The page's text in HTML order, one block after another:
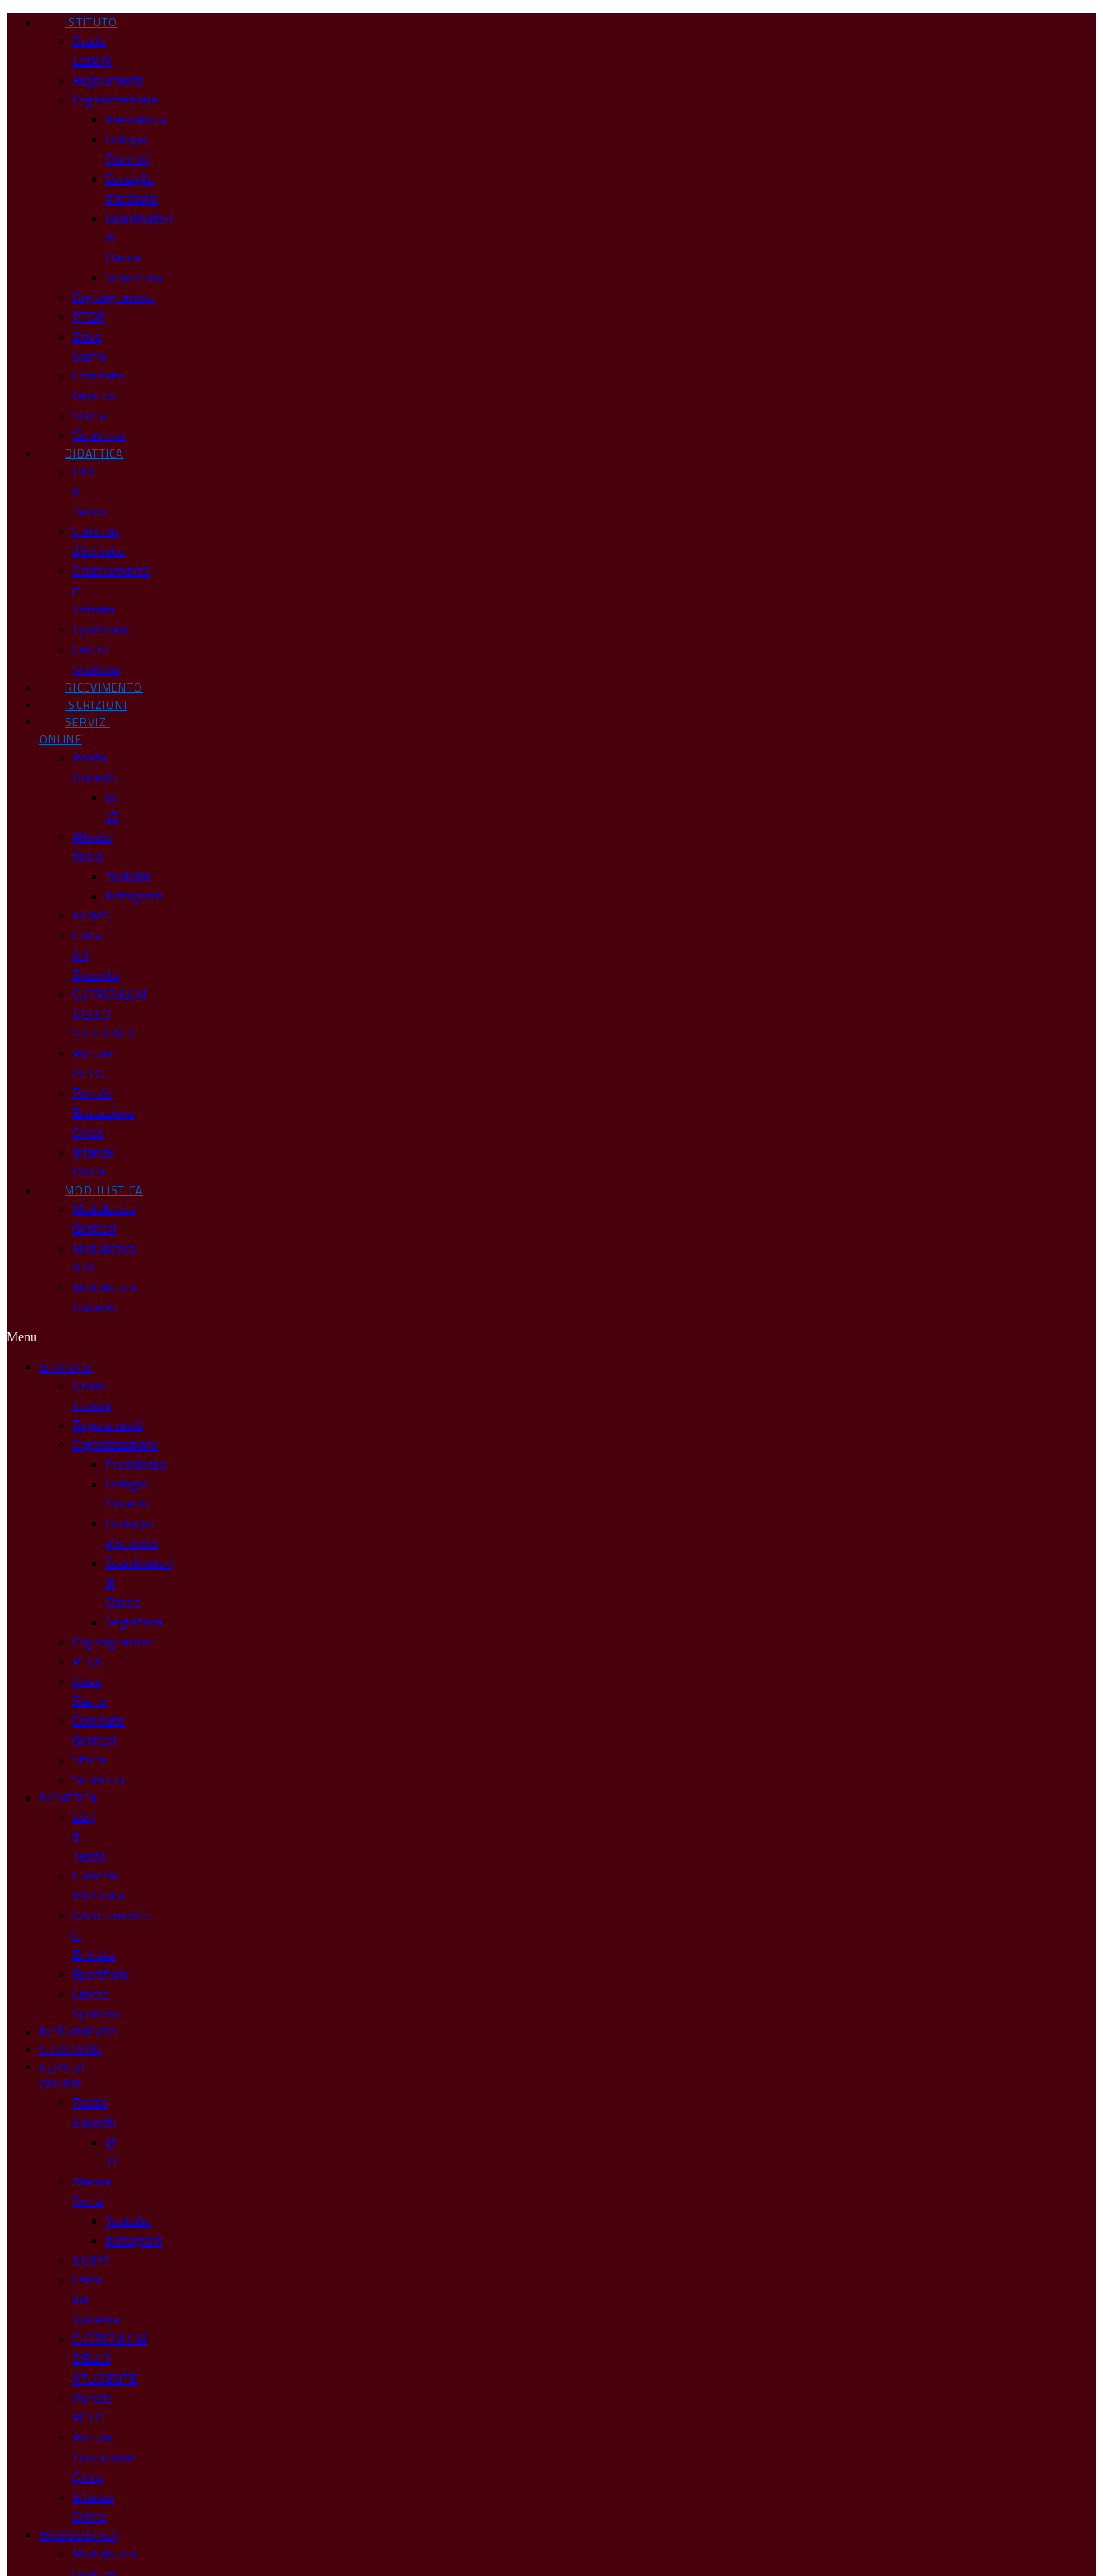
ISTITUTO
Orario
Lezioni
Regolamenti
Organizzazione
Presidenza
Collegio
Docenti
Consiglio
d’Istituto
Coordinatori
di
Classe
Segreteria
Organigramma
PTOF
Dove
Siamo
Comitato
Genitori
Storia
Sicurezza
DIDATTICA
Libri
di
Testo
Curricolo
d’Istituto
Orientamento
in
Entrata
Eportfolio
Centro
Sportivo
RICEVIMENTO
ISCRIZIONI
SERVIZI
ONLINE
Posta
Docenti
@
.IT
Allende
Social
Youtube
Instagram
NOIPA
Carta
del
Docente
CURRICULUM
DELLO
STUDENTE
Portale
PCTO
Portale
Educazione
Civica
Istanze
Online
MODULISTICA
Modulistica
Genitori
Modulistica
ATA
Modulistica
Docenti
Menu
ISTITUTO
Orario
Lezioni
Regolamenti
Organizzazione
Presidenza
Collegio
Docenti
Consiglio
d’Istituto
Coordinatori
di
Classe
Segreteria
Organigramma
PTOF
Dove
Siamo
Comitato
Genitori
Storia
Sicurezza
DIDATTICA
Libri
di
Testo
Curricolo
d’Istituto
Orientamento
in
Entrata
Eportfolio
Centro
Sportivo
RICEVIMENTO
ISCRIZIONI
SERVIZI
ONLINE
Posta
Docenti
@
.IT
Allende
Social
Youtube
Instagram
NOIPA
Carta
del
Docente
CURRICULUM
DELLO
STUDENTE
Portale
PCTO
Portale
Educazione
Civica
Istanze
Online
MODULISTICA
Modulistica